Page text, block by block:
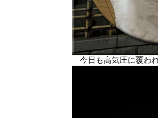
今日も高気圧に覆わ